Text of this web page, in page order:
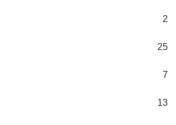
2
25
7
13